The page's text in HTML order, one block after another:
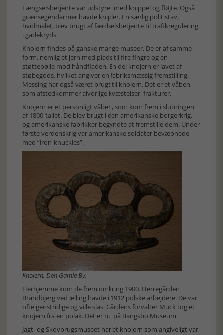
Fængselsbetjente var udstyret med knippel og fløjte. Også
grænsegendarmer havde knipler. En særlig politistav,
hvidmalet, blev brugt af færdselsbetjente til trafikregulering
i gadekryds.
Knojern findes på ganske mange museer. De er af samme
form, nemlig et jern med plads til fire fingre og en
støttebøjle mod håndfladen. En del knojern er lavet af
støbegods, hvilket angiver en fabriksmæssig fremstilling.
Messing har også været brugt til knojern. Det er et våben
som afstedkommer alvorlige kvæstelser, frakturer.
Knojern er et personligt våben, som kom frem i slutningen
af 1800-tallet. De blev brugt i den amerikanske borgerkrig,
og amerikanske fabrikker begyndte at fremstille dem. Under
første verdenskrig var amerikanske soldater bevæbnede
med ”iron-knuckles”.
Knojern, Den Gamle By.
Herhjemme kom de frem omkring 1900. Herregården
Brandbjerg ved Jelling havde i 1912 polske arbejdere. De var
ofte genstridige og ville slås. Gårdens forvalter Muck tog et
knojern fra en polak. Det er nu på Bangsbo Museum
Jagt- og Skovbrugsmuseet har et knojern som angiveligt var